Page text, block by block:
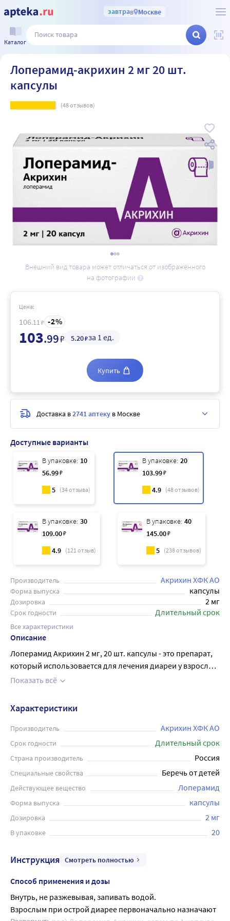
завтрав Москве
Каталог
Лоперамид-акрихин 2 мг 20 шт.
капсулы
(48отзывов)
Внешний вид товара может отличаться от изображённого
на фотографии
Доступные варианты
В упаковке: 10
56.99₽
5 (34отзыва)
В упаковке: 20
103.99₽
4.9 (48отзывов)
В упаковке: 30
109.00₽
4.9 (121отзыв)
В упаковке: 40
145.00₽
5 (238отзывов)
Производитель Акрихин ХФК АО
Форма выпуска капсулы
Дозировка 2 мг
Срок годности Длительный срок
Все характеристики
Описание
Лоперамид Акрихин 2 мг, 20 шт. капсулы - это препарат,
который использовается для лечения диареи у взрослых.
Действующее вещество - лоперамид - уменьшает
пищевых масс по кишечнику, что приводит к
уменьшению частоты и жидкости стула. Капсулы легко
глотаются и быстро всасываются в кровь, что
обеспечивает быстрый и эффективный результат.
инфекции или язве желудка. Перед применением
необходимо ознакомиться с инструкцией или
проконсультироваться с врачом.
Показать всё
Цена:
106.11 ₽ 2
103.99₽ 5.20₽за 1 ед.
Купить
Доставка в2741 аптеку в Москве
Характеристики
Производитель Акрихин ХФК АО
Срок годности Длительный срок
Страна производитель Россия
Специальные свойства Беречь от детей
Действующее вещество Лоперамид
Форма выпуска капсулы
Дозировка 2 мг
В упаковке 20
Инструкция Смотреть полностью
Способ применения и дозы
Внутрь, не разжевывая, запивать водой.
Взрослым при острой диарее первоначально назначают